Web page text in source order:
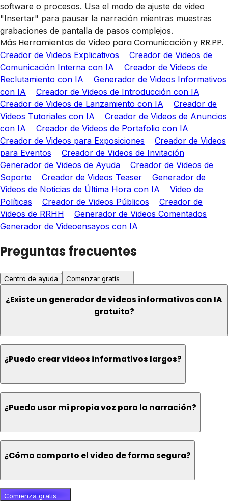
software o procesos. Usa el modo de ajuste de video
"Insertar" para pausar la narración mientras muestras
grabaciones de pantalla de pasos complejos.
Más Herramientas de Video para Comunicación y RR.PP.
Creador de Videos Explicativos
Creador de Videos de
Comunicación Interna con IA
Creador de Videos de
Reclutamiento con IA
Generador de Videos Informativos
con IA
Creador de Videos de Introducción con IA
Creador de Videos de Lanzamiento con IA
Creador de
Videos Tutoriales con IA
Creador de Videos de Anuncios
con IA
Creador de Videos de Portafolio con IA
Creador de Videos para Exposiciones
Creador de Videos
para Eventos
Creador de Videos de Invitación
Generador de Videos de Ayuda
Creador de Videos de
Soporte
Creador de Videos Teaser
Generador de
Videos de Noticias de Última Hora con IA
Video de
Políticas
Creador de Videos Públicos
Creador de
Videos de RRHH
Generador de Videos Comentados
Generador de Videoensayos con IA
Preguntas frecuentes
Centro de ayuda Comenzar gratis
¿Existe un generador de videos informativos con IA
gratuito?
¿Puedo crear videos informativos largos?
¿Puedo usar mi propia voz para la narración?
¿Cómo comparto el video de forma segura?
Comienza gratis